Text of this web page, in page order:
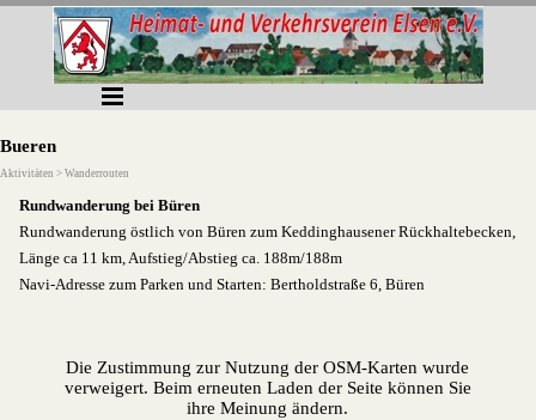
Direkt zum Seiteninhalt
Menü überspringen
Bueren
Aktivitäten > Wanderrouten
Rundwanderung bei Büren
Rundwanderung östlich von Büren zum Keddinghausener Rückhaltebecken,
Länge ca 11 km, Aufstieg/Abstieg ca. 188m/188m
Navi-Adresse zum Parken und Starten: Bertholdstraße 6, Büren
Die Zustimmung zur Nutzung der OSM-Karten wurde
verweigert. Beim erneuten Laden der Seite können Sie
ihre Meinung ändern.